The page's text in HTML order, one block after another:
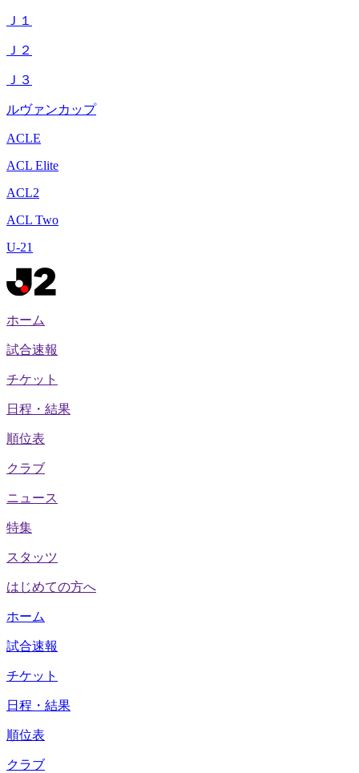
Ｊ１
Ｊ２
Ｊ３
ルヴァンカップ
ACLE
ACL Elite
ACL2
ACL Two
U-21
ホーム
試合速報
チケット
日程・結果
順位表
クラブ
ニュース
特集
スタッツ
はじめての方へ
ホーム
試合速報
チケット
日程・結果
順位表
クラブ